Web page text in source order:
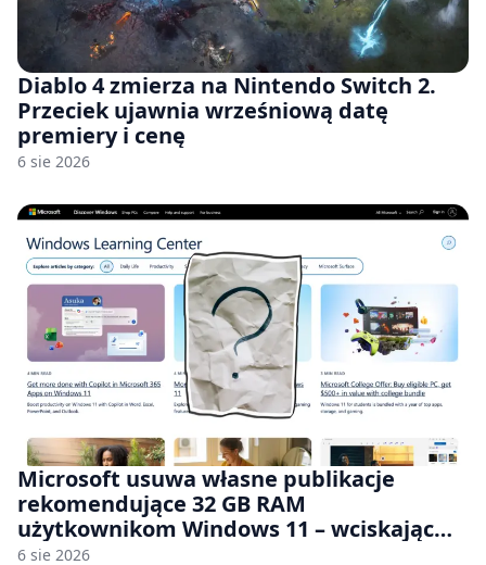
Diablo 4 zmierza na Nintendo Switch 2.
Przeciek ujawnia wrześniową datę
premiery i cenę
6 sie 2026
Microsoft usuwa własne publikacje
rekomendujące 32 GB RAM
użytkownikom Windows 11 – wciskając
nam przy tym komputery z 8 GB RAM po
6 sie 2026